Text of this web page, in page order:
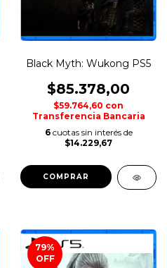
Black Myth: Wukong PS5
$85.378,00
$59.764,60 con
Transferencia Bancaria
6 cuotas sin interés de
$14.229,67
COMPRAR
79%
OFF